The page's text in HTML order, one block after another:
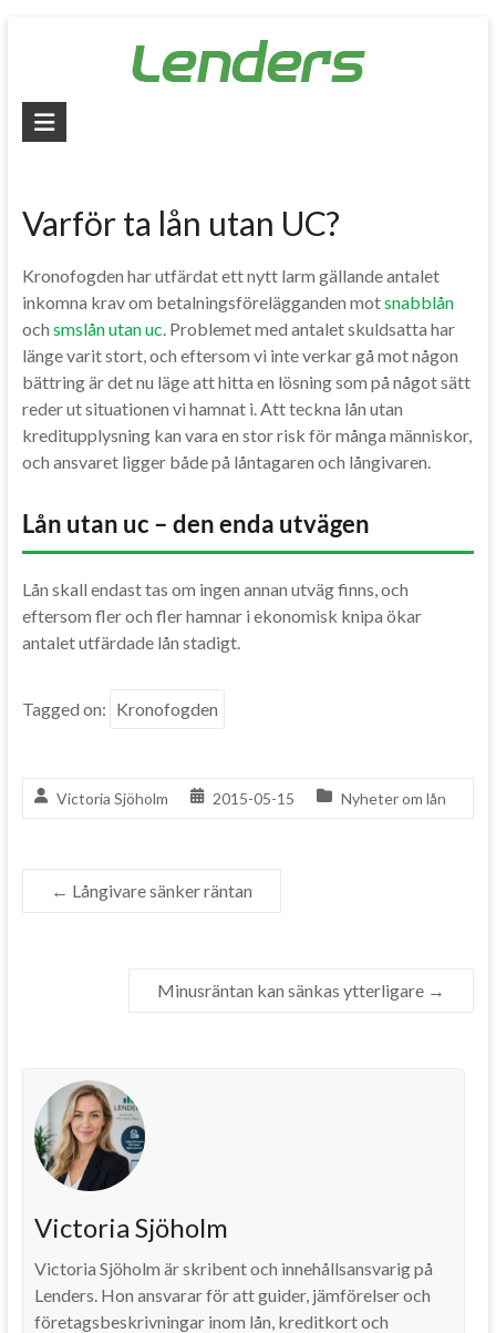
Lenders
Jämför
alla
lån
Jämför
billiga
lån
och
låna
pengar
Varför ta lån utan UC?
Kronofogden har utfärdat ett nytt larm gällande antalet
inkomna krav om betalningsförelägganden motsnabblån
och smslån utan uc. Problemet med antalet skuldsatta har
länge varit stort, och eftersom vi inte verkar gå mot någon
bättring är det nu läge att hitta en lösning som på något sätt
reder ut situationen vi hamnat i. Att teckna lån utan
kreditupplysning kan vara en stor risk för många människor,
och ansvaret ligger både på låntagaren och långivaren.
Lån utan uc – den enda utvägen
Lån skall endast tas om ingen annan utväg finns, och
eftersom fler och fler hamnar i ekonomisk knipa ökar
antalet utfärdade lån stadigt.
Tagged on: Kronofogden
Victoria Sjöholm 2015-05-15 Nyheter om lån
← Långivare sänker räntan
Minusräntan kan sänkas ytterligare →
Victoria Sjöholm
Victoria Sjöholm är skribent och innehållsansvarig på
Lenders. Hon ansvarar för att guider, jämförelser och
företagsbeskrivningar inom lån, kreditkort och